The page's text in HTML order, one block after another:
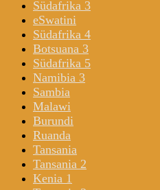
Südafrika 3
eSwatini
Südafrika 4
Botsuana 3
Südafrika 5
Namibia 3
Sambia
Malawi
Burundi
Ruanda
Tansania
Tansania 2
Kenia 1